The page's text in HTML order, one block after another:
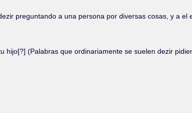
preguntando a una persona por diversas cosas, y a
hijo[?] (Palabras que ordinariamente se suelen dezir